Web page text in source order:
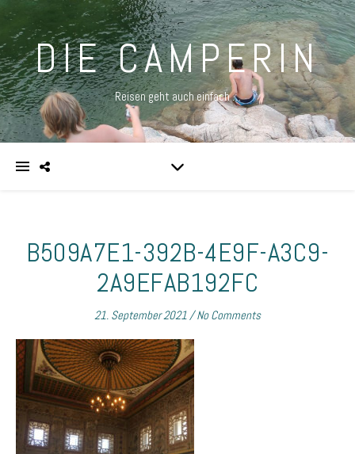
DIE CAMPERIN
Reisen geht auch einfach …
B509A7E1-392B-4E9F-A3C9-
2A9EFAB192FC
21. September 2021/ No Comments